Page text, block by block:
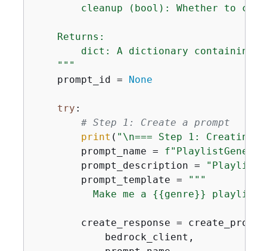
cleanup (bool): Whether to
    Returns:
dict: A dictionary containing
    """
    prompt_id =
None
try :
# Step 1: Create a prompt
print ( "\n=== Step 1: Creating a
        prompt_name =
        prompt_description =
"Playlist
        prompt_template =
"""
          Make me a
{{genre}} playlist
create_response =
            bedrock_client,